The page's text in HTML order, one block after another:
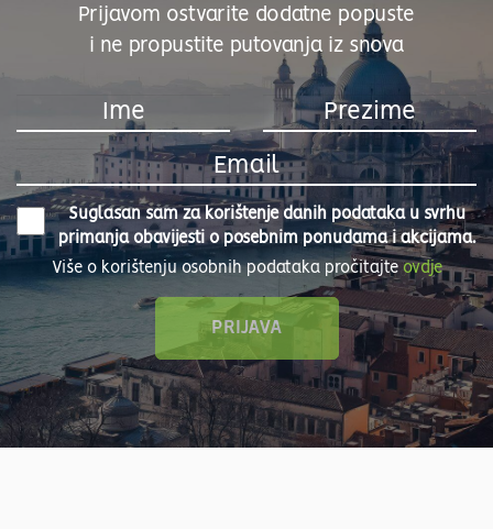
Prijavom ostvarite dodatne popuste
i ne propustite putovanja iz snova
Suglasan sam za korištenje danih podataka u svrhu
primanja obavijesti o posebnim ponudama i akcijama.
Više o korištenju osobnih podataka pročitajteovdje